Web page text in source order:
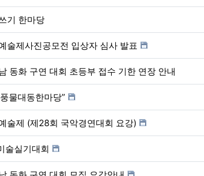
기 한마당
술제사진공모전 입상자 심사 발표
동화 구연 대회 초등부 접수 기한 연장 안내
물대동한마당”
술제 (제28회 국악경연대회 요강)
술실기대회